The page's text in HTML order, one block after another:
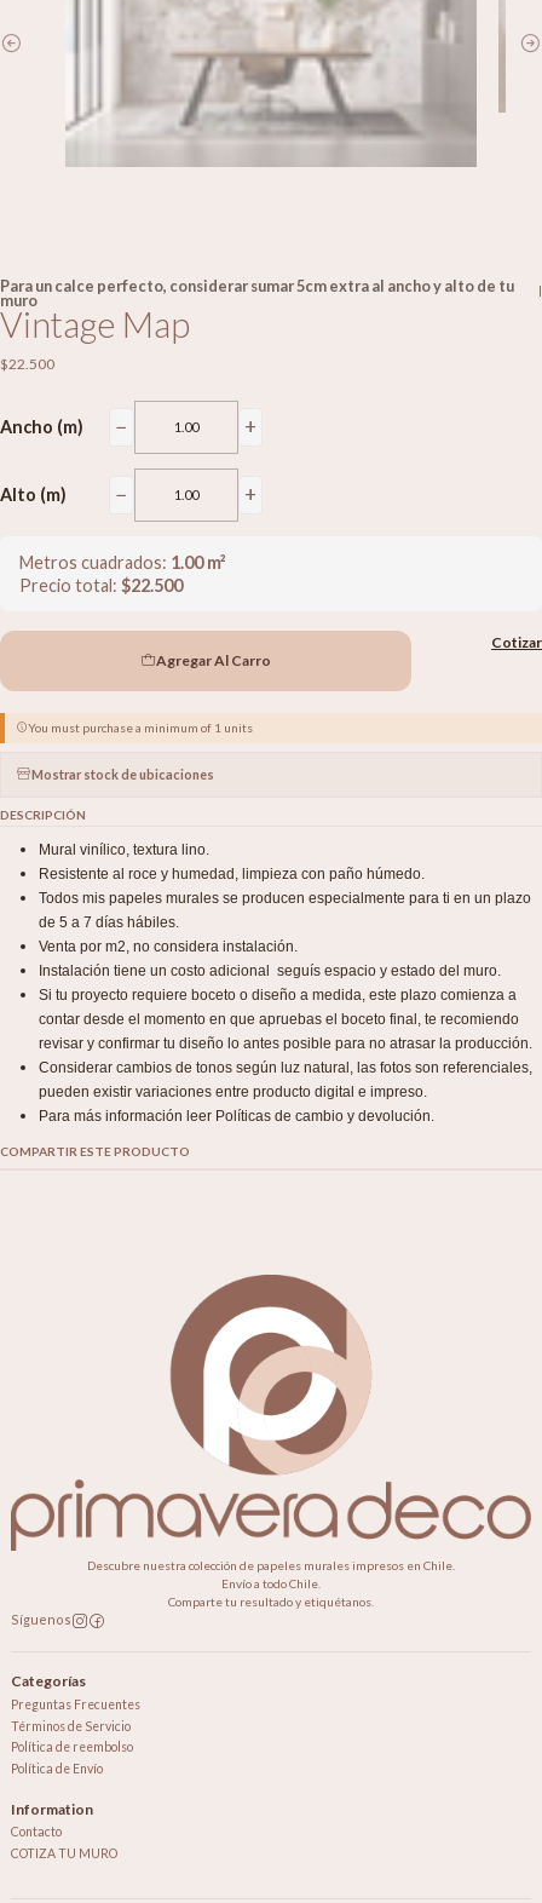
Para un calce perfecto, considerar sumar 5cm extra al ancho y alto de tu
muro
|
Vintage Map
$22.500
Ancho (m) − +
Alto (m) − +
Metros cuadrados: 1.00m²
Precio total: $22.500
Agregar Al Carro
Cotizar
You must purchase a minimum of 1 units
Mostrar stock de ubicaciones
DESCRIPCIÓN
Mural vinílico, textura lino.
Resistente al roce y humedad, limpieza con paño húmedo.
Todos mis papeles murales se producen especialmente para ti en un plazo
de 5 a 7 días hábiles.
Venta por m2, no considera instalación.
Instalación tiene un costo adicional seguís espacio y estado del muro.
Si tu proyecto requiere boceto o diseño a medida, este plazo comienza a
contar desde el momento en que apruebas el boceto final, te recomiendo
revisar y confirmar tu diseño lo antes posible para no atrasar la producción.
Considerar cambios de tonos según luz natural, las fotos son referenciales,
pueden existir variaciones entre producto digital e impreso.
Para más información leer Políticas de cambio y devolución.
COMPARTIR ESTE PRODUCTO
Descubre nuestra colección de papeles murales impresos en Chile.
Envío a todo Chile.
Comparte tu resultado y etiquétanos.
Síguenos
Categorías
Preguntas Frecuentes
Términos de Servicio
Política de reembolso
Política de Envío
Information
Contacto
COTIZA TU MURO